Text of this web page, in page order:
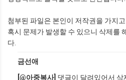
첨부된 파일은 본인이 저작권을 가지
혹시 문제가 발생할 수 있으니 삭제를
다.
금선애
@아중복사] 댓글이 달려있어서 삭